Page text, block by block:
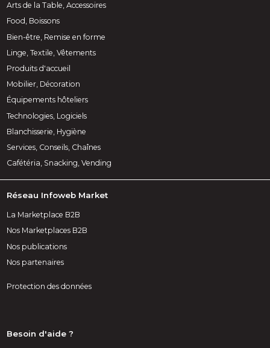
Arts de la Table, Accessoires
Food, Boissons
Bien-être, Remise en forme
Linge, Textile, Vêtements
Produits d'accueil
Mobilier, Décoration
Équipements hôteliers
Technologies, Logiciels
Blanchisserie, Hygiène
Services, Conseils, Chaînes
Cafétéria, Snacking, Vending
Réseau Infoweb Market
La Marketplace B2B
Nos Marketplaces B2B
Nos publications
Nos partenaires
Protection des données
Besoin d'aide ?